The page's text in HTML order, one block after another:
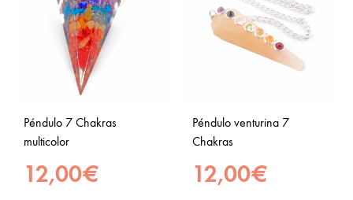
Péndulo 7 Chakras
multicolor
12,00€
Péndulo venturina 7
Chakras
12,00€